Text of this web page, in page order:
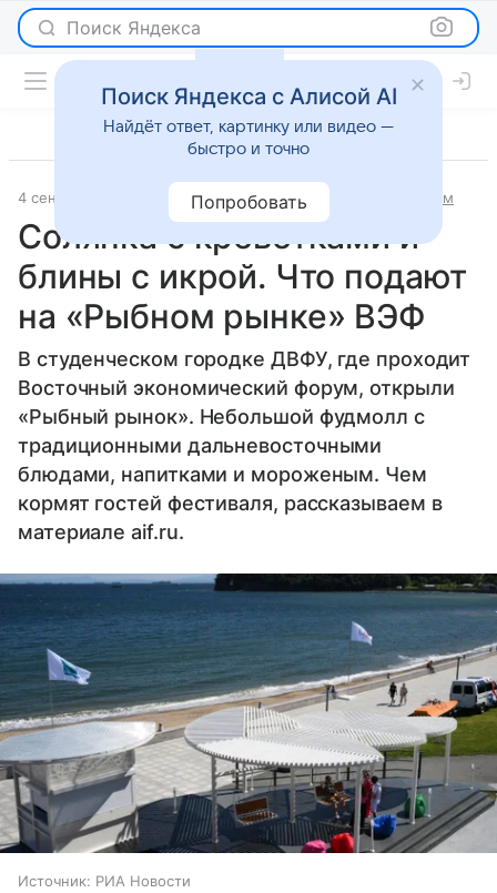
Поиск Яндекса
4 сентября 2024 Аргументы и факты - Новости О важном
Солянка с креветками и
блины с икрой. Что подают
на «Рыбном рынке» ВЭФ
В студенческом городке ДВФУ, где проходит
Восточный экономический форум, открыли
«Рыбный рынок». Небольшой фудмолл с
традиционными дальневосточными
блюдами, напитками и мороженым. Чем
кормят гостей фестиваля, рассказываем в
материале aif.ru.
Источник: РИА Новости
Поиск Яндекса с Алисой AI
Найдёт ответ, картинку или видео —
быстро и точно
Попробовать